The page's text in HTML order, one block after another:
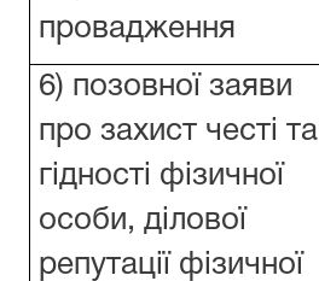
провадження
6) позовної заяви
про захист честі та
гідності фізичної
особи, ділової
репутації фізичної